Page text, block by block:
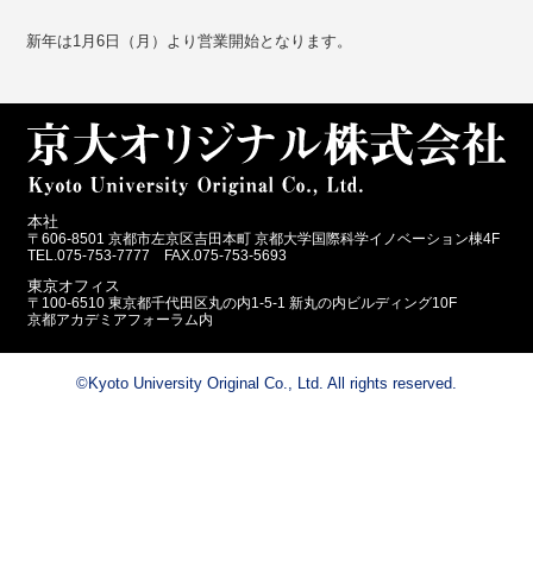
新年は1月6日（月）より営業開始となります。
本社
〒606-8501 京都市左京区吉田本町 京都大学国際科学イノベーション棟4F
TEL.075-753-7777 FAX.075-753-5693
東京オフィス
〒100-6510 東京都千代田区丸の内1-5-1 新丸の内ビルディング10F
京都アカデミアフォーラム内
©Kyoto University Original Co., Ltd. All rights reserved.